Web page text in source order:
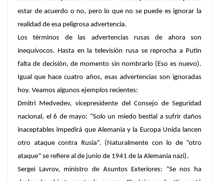
estar de acuerdo o no, pero lo que no se puede es ignorar la
realidad de esa peligrosa advertencia.
Los términos de las advertencias rusas de ahora son
inequívocos. Hasta en la televisión rusa se reprocha a Putin
falta de decisión, de momento sin nombrarlo (Eso es nuevo).
Igual que hace cuatro años, esas advertencias son ignoradas
hoy. Veamos algunos ejemplos recientes:
Dmitri Medvedev, vicepresidente del Consejo de Seguridad
nacional, el 6 de mayo: “Solo un miedo bestial a sufrir daños
inaceptables impedirá que Alemania y la Europa Unida lancen
otro ataque contra Rusia”. (Naturalmente con lo de “otro
ataque” se refiere al de junio de 1941 de la Alemania nazi).
Sergei Lavrov, ministro de Asuntos Exteriores: “Se nos ha